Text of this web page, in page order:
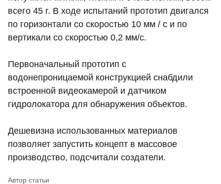
всего 45 г. В ходе испытаний прототип двигался
по горизонтали со скоростью 10 мм / с и по
вертикали со скоростью 0,2 мм/с.
Первоначальный прототип с
водонепроницаемой конструкцией снабдили
встроенной видеокамерой и датчиком
гидролокатора для обнаружения объектов.
Дешевизна использованных материалов
позволяет запустить концепт в массовое
производство, подсчитали создатели.